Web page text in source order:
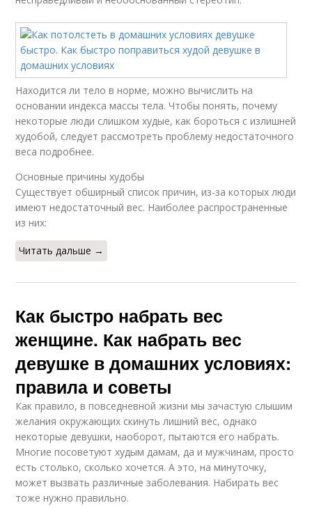
Находится ли тело в норме, можно вычислить на
основании индекса массы тела. Чтобы понять, почему
некоторые люди слишком худые, как бороться с излишней
худобой, следует рассмотреть проблему недостаточного
веса подробнее.
Основные причины худобы
Существует обширный список причин, из-за которых люди
имеют недостаточный вес. Наиболее распространенные
из них:
Читать дальше →
Как быстро набрать вес
женщине. Как набрать вес
девушке в домашних условиях:
правила и советы
Как правило, в повседневной жизни мы зачастую слышим
желания окружающих скинуть лишний вес, однако
некоторые девушки, наоборот, пытаются его набрать.
Многие посоветуют худым дамам, да и мужчинам, просто
есть столько, сколько хочется. А это, на минуточку,
может вызвать различные заболевания. Набирать вес
тоже нужно правильно.